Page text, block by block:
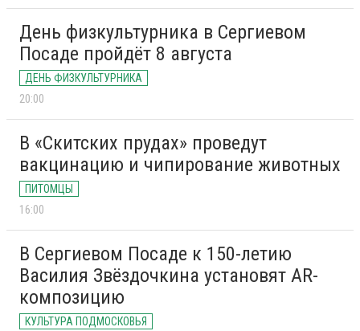
День физкультурника в Сергиевом
Посаде пройдёт 8 августа
ДЕНЬ ФИЗКУЛЬТУРНИКА
20:00
В «Скитских прудах» проведут
вакцинацию и чипирование животных
ПИТОМЦЫ
16:00
В Сергиевом Посаде к 150-летию
Василия Звёздочкина установят AR-
композицию
КУЛЬТУРА ПОДМОСКОВЬЯ